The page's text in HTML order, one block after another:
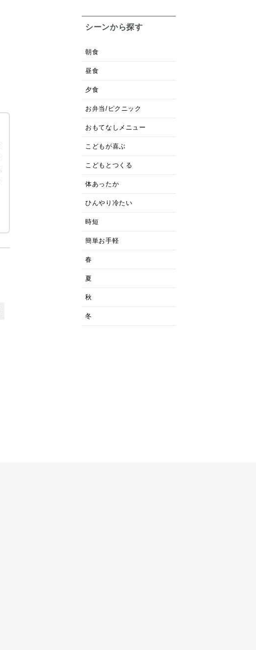
シーンから探す
朝食
昼食
夕食
お弁当/ピクニック
おもてなしメニュー
こどもが喜ぶ
こどもとつくる
体あったか
ひんやり冷たい
時短
簡単お手軽
春
夏
秋
冬